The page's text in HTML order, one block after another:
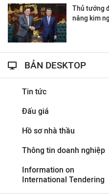
Thủ tướng
nâng kim
BẢN DESKTOP
Tin tức
Đấu giá
Hồ sơ nhà thầu
Thông tin doanh nghiệp
Information on
International Tendering